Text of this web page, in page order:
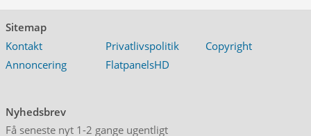
Sitemap
Kontakt
Privatlivspolitik
Copyright
Annoncering
FlatpanelsHD
Nyhedsbrev
Få seneste nyt 1-2 gange ugentligt